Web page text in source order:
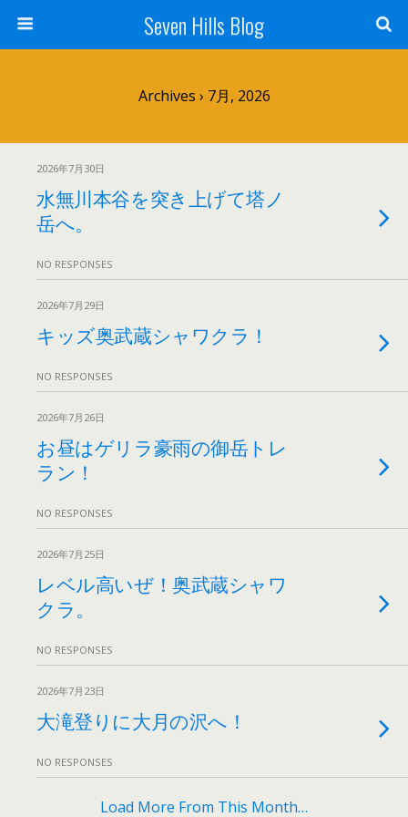
Seven Hills Blog
Archives › 7月, 2026
2026年7月30日
水無川本谷を突き上げて塔ノ
岳へ。
NO RESPONSES
2026年7月29日
キッズ奥武蔵シャワクラ！
NO RESPONSES
2026年7月26日
お昼はゲリラ豪雨の御岳トレ
ラン！
NO RESPONSES
2026年7月25日
レベル高いぜ！奥武蔵シャワ
クラ。
NO RESPONSES
2026年7月23日
大滝登りに大月の沢へ！
NO RESPONSES
Load More From This Month…